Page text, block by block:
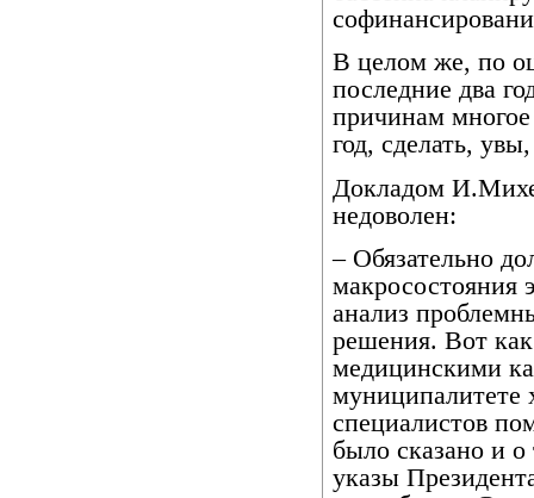
В целом же, по
последние два
причинам многое
год, сделать,
Докладом
недоволен:
– Обязательно
макросостояния
анализ
решения. Вот
медицинскими
муниципалитете
специалистов
было сказано и
указы